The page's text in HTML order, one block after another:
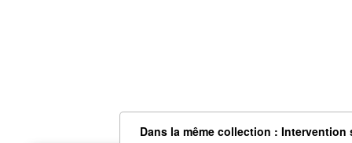
Dans la même collection :